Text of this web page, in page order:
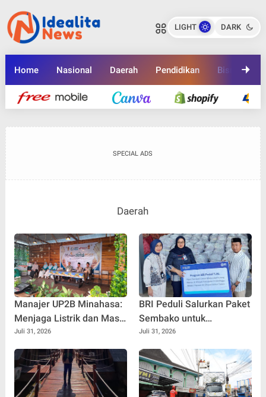
LIGHT DARK
Home Nasional Daerah Pendidikan Bisnis
SPECIAL ADS
Daerah
Manajer UP2B Minahasa:
Menjaga Listrik dan Masa
Depan Anak Punya Beban
yang Sama
Juli 31, 2026
BRI Peduli Salurkan Paket
Sembako untuk
Masyarakat Kurang
Mampu di Kabupaten
Probolinggo
Juli 31, 2026